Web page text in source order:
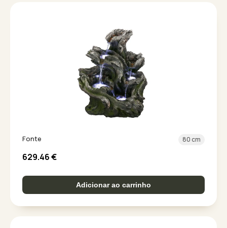
Fonte 80 cm
629.46€
Adicionar ao carrinho